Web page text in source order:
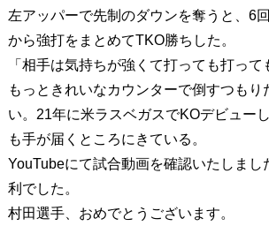
左アッパーで先制のダウンを奪うと、6
から強打をまとめてTKO勝ちした。
「相手は気持ちが強くて打っても打って
もっときれいなカウンターで倒すつもり
い。21年に米ラスベガスでKOデビュー
も手が届くところにきている。
YouTubeにて試合動画を確認いたしまし
利でした。
村田選手、おめでとうございます。